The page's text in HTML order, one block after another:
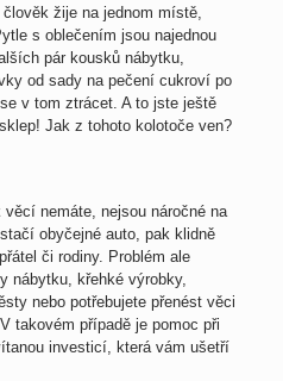
žije na jednom místě,
s oblečením jsou najednou
pár kousků nábytku,
od sady na pečení cukroví po
v tom ztrácet. A to jste ještě
Jak z tohoto kolotoče ven?
nemáte, nejsou náročné na
obyčejné auto, pak klidně
či rodiny. Problém ale
nábytku, křehké výrobky,
nebo potřebujete přenést věci
takovém případě je pomoc při
investicí, která vám ušetří